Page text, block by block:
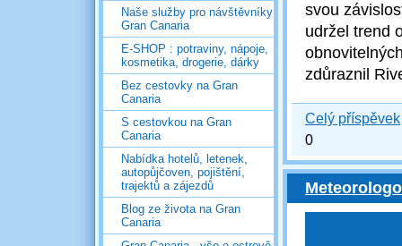
Naše služby pro návštěvníky
Gran Canaria
E-SHOP : potraviny, nápoje,
kosmetika, drogerie, dárky
Bez cestovky na Gran
Canaria
S cestovkou na Gran
Canaria
Nabídka hotelů, letenek,
autopůjčoven, pojištění,
trajektů a zájezdů
Blog ze života na Gran
Canaria
svou
udržel trend
zdůraznil
Celý příspěvek
0